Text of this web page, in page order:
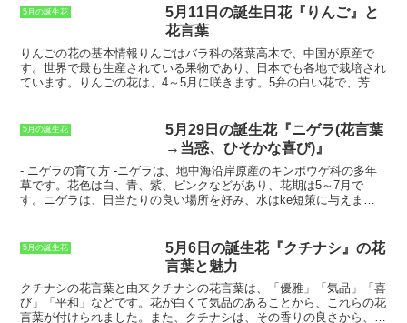
んでおり、後に「ベロニカの布」と呼ばれました。 ベロニカの布は、
キリスト教の聖遺物として大切にされ、多くの信者が巡礼に訪れるよ
。また、ベロニカの花は、聖ベロニカにちなんで名付
けられ、忠実と名誉の花言葉を与えられました。
5月の誕生花
5月11日の誕生日花『りんご』と
花言葉
りんごの花の基本情報 りんごはバラ科の落葉高木で、中国が原産で
す。世界で最も生産されている果物であり、日本でも各地で栽培され
ています。りんごの花は、4～5月に咲きます。5弁の白い花で、芳香
ます。りんごの実がなるまでに、約150日かかります。
5月の誕生花
5月29日の誕生花『ニゲラ(花言葉
→当惑、ひそかな喜び)』
- ニゲラの育て方 -ニゲラは、地中海沿岸原産のキンポウゲ科の多年
草です。花色は白、青、紫、ピンクなどがあり、花期は5～7月で
す。ニゲラは、日当たりの良い場所を好み、水はke短策に与えま
す。種を2～3cm間隔でまいて、1cmほどの土をかぶせます。水やり
は、土が乾いたらたっぷりと与えます。発芽したら、間引きをして1
本にします。ニゲラは、病害虫に強い植物ですが、アブラムシやハダ
ニが発生することがあります。アブラムシやハダニが発生したら、殺
虫剤を散布して駆除します。ニゲラは、花壇や鉢植えで楽しむことが
できます。花壇に植える場合は、株間を20～30cmあけて植え付けま
5月の誕生花
5月6日の誕生花『クチナシ』の花
言葉と魅力
クチナシの花言葉と由来クチナシの花言葉は、「優雅」「気品」「喜
び」「平和」などです。花が白くて気品のあることから、これらの花
言葉が付けられました。また、クチナシは、その香りの良さから、古